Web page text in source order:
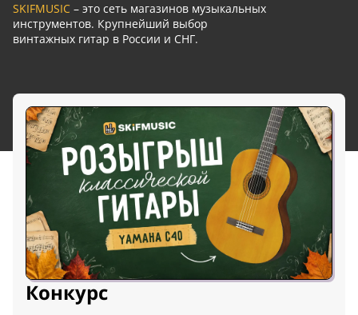
SKIFMUSIC – это сеть магазинов музыкальных
инструментов. Крупнейший выбор
винтажных гитар в России и СНГ.
Конкурс